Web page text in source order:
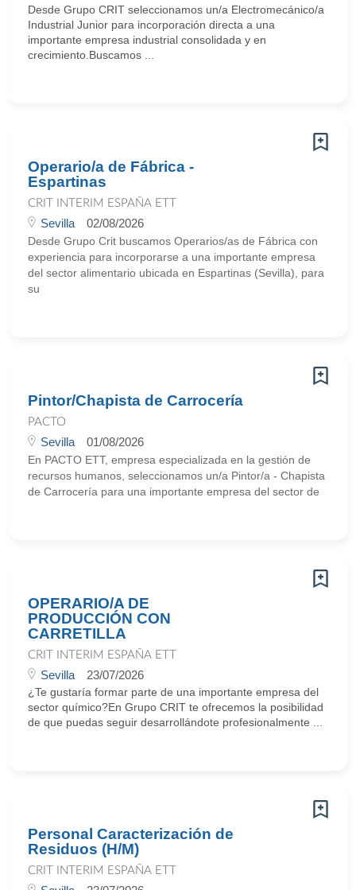
Desde Grupo CRIT seleccionamos un/a Electromecánico/a
Industrial Junior para incorporación directa a una
importante empresa industrial consolidada y en
crecimiento.Buscamos ...
Operario/a de Fábrica -
Espartinas
CRIT INTERIM ESPAÑA ETT
Sevilla 02/08/2026
Desde Grupo Crit buscamos Operarios/as de Fábrica con
experiencia para incorporarse a una importante empresa
del sector alimentario ubicada en Espartinas (Sevilla), para
su
Pintor/Chapista de Carrocería
PACTO
Sevilla 01/08/2026
En PACTO ETT, empresa especializada en la gestión de
recursos humanos, seleccionamos un/a Pintor/a - Chapista
de Carrocería para una importante empresa del sector de
OPERARIO/A DE
PRODUCCIÓN CON
CARRETILLA
CRIT INTERIM ESPAÑA ETT
Sevilla 23/07/2026
¿Te gustaría formar parte de una importante empresa del
sector químico?En Grupo CRIT te ofrecemos la posibilidad
de que puedas seguir desarrollándote profesionalmente ...
Personal Caracterización de
Residuos (H/M)
CRIT INTERIM ESPAÑA ETT